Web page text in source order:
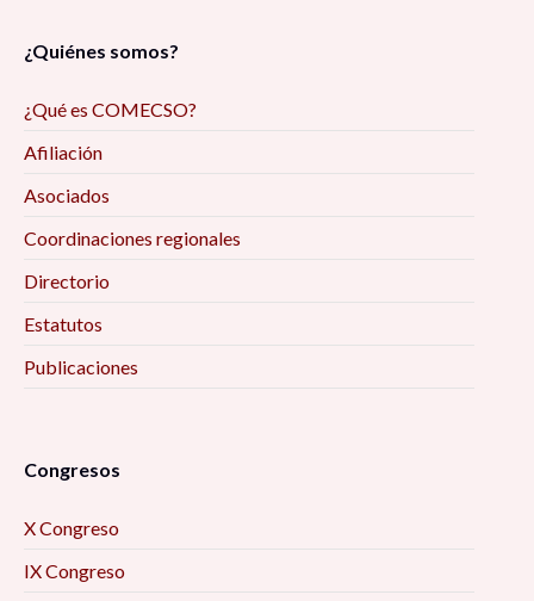
¿Quiénes somos?
¿Qué es COMECSO?
Afiliación
Asociados
Coordinaciones regionales
Directorio
Estatutos
Publicaciones
Congresos
X Congreso
IX Congreso